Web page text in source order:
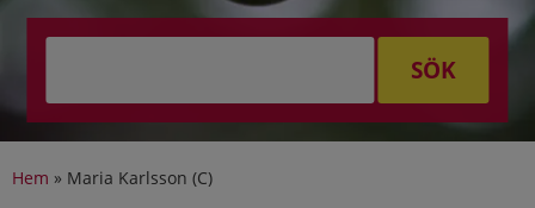
SÖK
Hem » Maria Karlsson (C)